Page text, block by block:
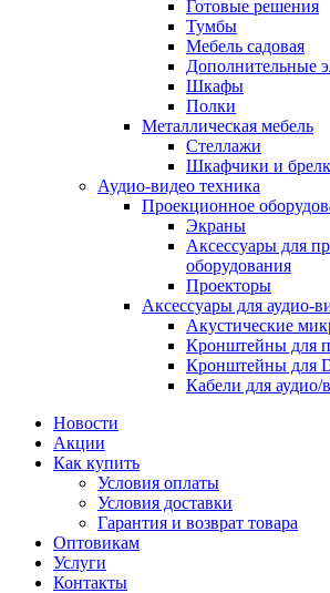
Готовые решения
Тумбы
Мебель садовая
Дополнительные
Шкафы
Полки
Металлическая мебель
Стеллажи
Шкафчики и
Аудио-видео техника
Проекционное
Экраны
Аксессуары для
оборудования
Проекторы
Аксессуары для аудио-
Акустические
Кронштейны для
Кронштейны для
Кабели для аудио/
Новости
Акции
Как купить
Условия оплаты
Условия доставки
Гарантия и возврат товара
Оптовикам
Услуги
Контакты